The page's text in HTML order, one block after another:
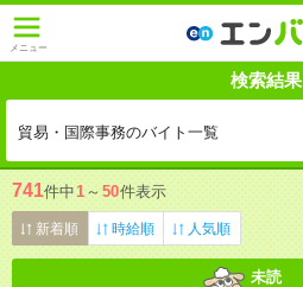
メニュー
検索結果
貿易・国際事務のバイト一覧
741件中1 ～ 50件表示
新着順 時給順 人気順
未読